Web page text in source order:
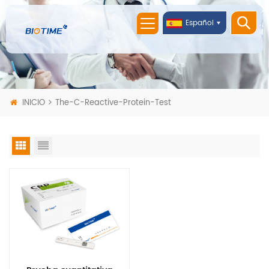
Español
INICIO The-C-Reactive-Protein-Test